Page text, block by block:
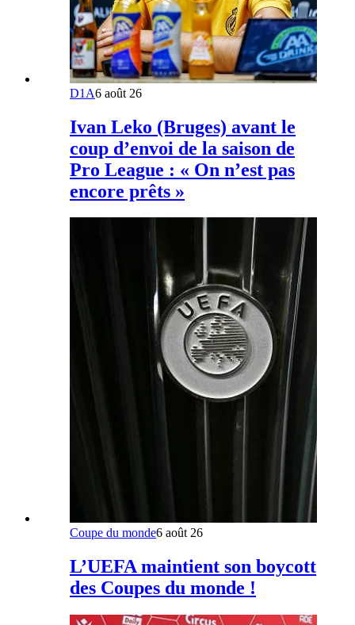
D1A6 août 26
Ivan Leko (Bruges) avant le
coup d’envoi de la saison de
Pro League : « On n’est pas
encore prêts »
Coupe du monde6 août 26
L’UEFA maintient son boycott
des Coupes du monde !